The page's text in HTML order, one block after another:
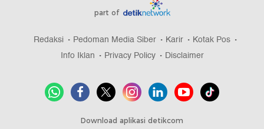
part of
Redaksi Pedoman Media Siber Karir
Kotak Pos
Info Iklan
Privacy Policy Disclaimer
Download aplikasi detikcom